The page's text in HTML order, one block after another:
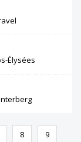
Élysées
8
9